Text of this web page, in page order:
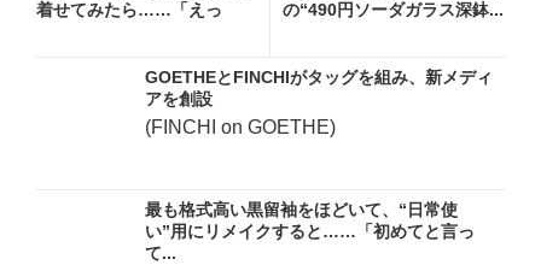
着せてみたら……「えっ
の“490円ソーダガラス深鉢...
GOETHEとFINCHIがタッグを組み、新メディ
アを創設
(FINCHI on GOETHE)
最も格式高い黒留袖をほどいて、“日常使
い”用にリメイクすると……「初めてと言っ
て...